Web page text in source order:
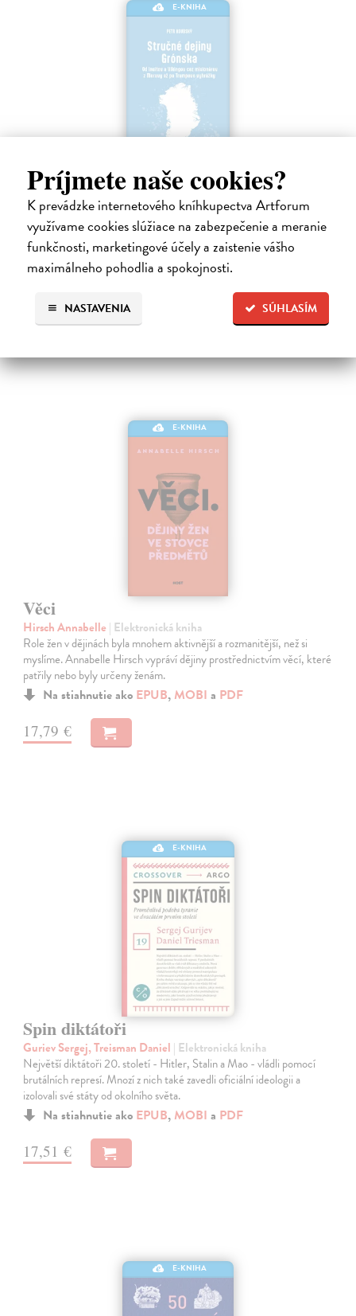
Príjmete naše cookies?
K prevádzke internetového kníhkupectva Artforum
využívame cookies slúžiace na zabezpečenie a meranie
funkčnosti, marketingové účely a zaistenie vášho
maximálneho pohodlia a spokojnosti.
SÚHLASÍM
NASTAVENIA
E-KNIHA
Stručné dejiny Grónska
Koubský Petr| Elektronická kniha
Príbeh Grónska písali Inuiti, Vikingovia a napríklad aj misionári z
Moravy. Teraz sa oň začal celý svet zaujímať v súvislosti s výrokmi
výstredne konajúceho amerického prezidenta Trumpa.
Na stiahnutie akoEPUB,MOBIaPDF
9,90 €
E-KNIHA
Věci
Hirsch Annabelle | Elektronická kniha
Role žen v dějinách byla mnohem aktivnější a rozmanitější, než si
myslíme. Annabelle Hirsch vypráví dějiny prostřednictvím věcí, které
patřily nebo byly určeny ženám.
Na stiahnutie ako EPUB, MOBI a PDF
17,79 €
E-KNIHA
Spin diktátoři
Guriev Sergej, Treisman Daniel | Elektronická kniha
Největší diktátoři 20. století - Hitler, Stalin a Mao - vládli pomocí
brutálních represí. Mnozí z nich také zavedli oficiální ideologii a
izolovali své státy od okolního světa.
Na stiahnutie ako EPUB, MOBI a PDF
17,51 €
E-KNIHA